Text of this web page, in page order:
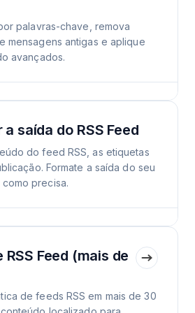
palavras-chave, remova
mensagens antigas e aplique
avançados.
saída do RSS Feed
do feed RSS, as etiquetas
Formate a saída do seu
precisa.
Feed (mais de
de feeds RSS em mais de 30